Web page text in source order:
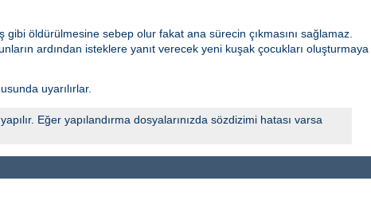
gibi öldürülmesine sebep olur fakat ana sürecin çıkmasını sağlamaz.
ardından isteklere yanıt verecek yeni kuşak çocukları oluşturmaya
uyarılırlar.
Eğer yapılandırma dosyalarınızda sözdizimi hatası varsa